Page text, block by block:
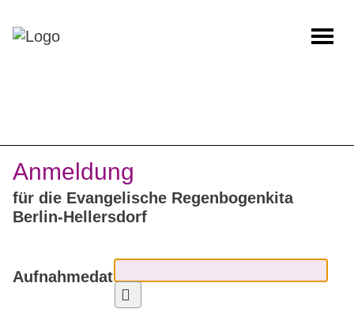
Anmeldung
für die Evangelische Regenbogenkita
Berlin-Hellersdorf
Aufnahmedatum